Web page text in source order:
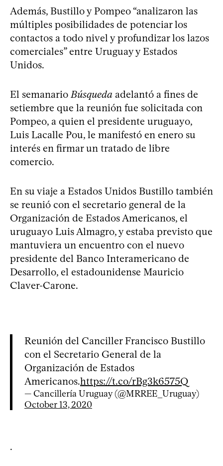
Además, Bustillo y Pompeo “analizaron las
múltiples posibilidades de potenciar los
contactos a todo nivel y profundizar los lazos
comerciales” entre Uruguay y Estados
Unidos.
El semanario Búsqueda adelantó a fines de
setiembre que la reunión fue solicitada con
Pompeo, a quien el presidente uruguayo,
Luis Lacalle Pou, le manifestó en enero su
interés en firmar un tratado de libre
comercio.
En su viaje a Estados Unidos Bustillo también
se reunió con el secretario general de la
Organización de Estados Americanos, el
uruguayo Luis Almagro, y estaba previsto que
mantuviera un encuentro con el nuevo
presidente del Banco Interamericano de
Desarrollo, el estadounidense Mauricio
Claver-Carone.
Reunión del Canciller Francisco Bustillo
con el Secretario General de la
Organización de Estados
Americanos.https://t.co/rBg3k6575Q
— Cancillería Uruguay (@MRREE_Uruguay)
October 13, 2020
.